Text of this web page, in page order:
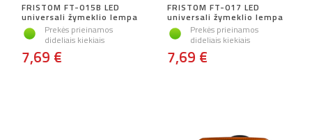
FRISTOM FT-015B LED
universali žymeklio lempa
Prekės prieinamos
dideliais kiekiais
7,69 €
FRISTOM FT-017 LED
universali žymeklio lempa
Prekės prieinamos
dideliais kiekiais
7,69 €